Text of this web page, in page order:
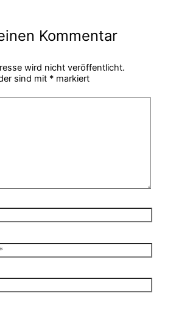
Kommentar
wird nicht veröffentlicht.
sind mit * markiert